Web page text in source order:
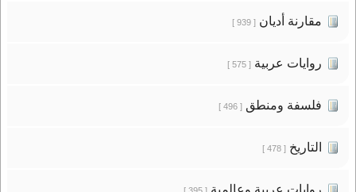
مقارنة أديان[ 939 ]
روايات عربية[ 575 ]
فلسفة ومنطق[ 496 ]
التاريخ[ 478 ]
روايات عربية وعالمية[ 395 ]